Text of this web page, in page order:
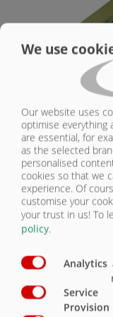
CONTACTER
ULW 40 |
Châssis Tridem
Ajustable
Anneau de
Air comprimé à 2
Suspension
3 essieux de frein
We use
Our website uses
optimise everything
are essential, for
as the selected
personalised
cookies so that we
experience. Of
customise your
your trust in us! To
policy.
Analytics
Service
Provision